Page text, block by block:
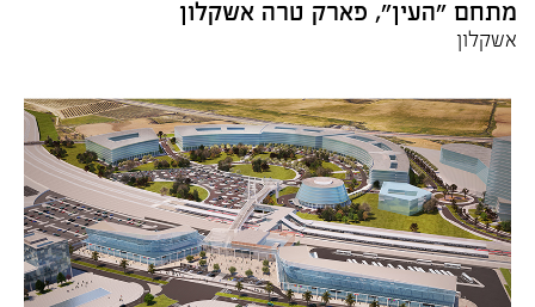
מתחם "העין", פארק טרה אשקלון
אשקלון